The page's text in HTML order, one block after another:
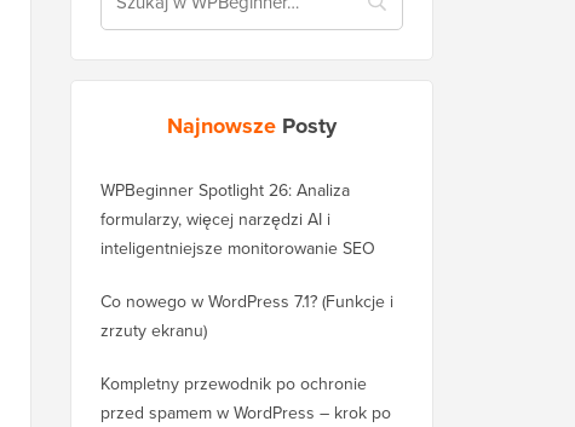
Najnowsze Posty
WPBeginner Spotlight 26: Analiza
formularzy, więcej narzędzi AI i
inteligentniejsze monitorowanie SEO
Co nowego w WordPress 7.1? (Funkcje i
zrzuty ekranu)
Kompletny przewodnik po ochronie
przed spamem w WordPress – krok po